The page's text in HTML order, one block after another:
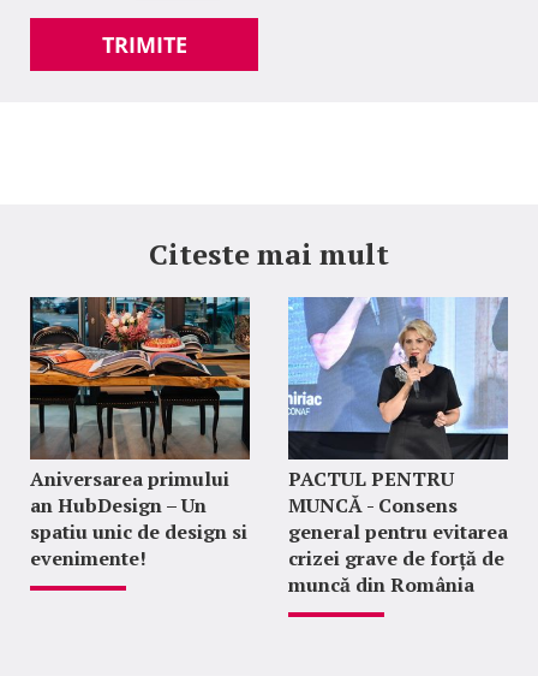
TRIMITE
Citeste mai mult
Aniversarea primului
an HubDesign – Un
spatiu unic de design si
evenimente!
PACTUL PENTRU
MUNCĂ - Consens
general pentru evitarea
crizei grave de forță de
muncă din România